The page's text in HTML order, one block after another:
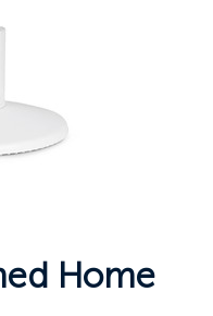
Home